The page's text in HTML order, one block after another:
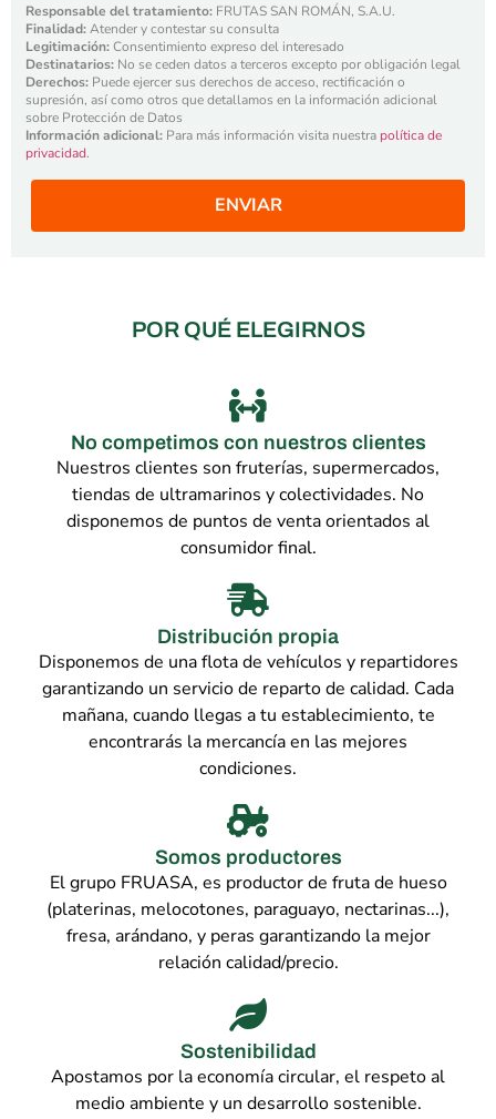
Responsable del tratamiento: FRUTAS SAN ROMÁN, S.A.U.
Finalidad:Atender y contestar su consulta
Legitimación:Consentimiento expreso del interesado
Destinatarios: No se ceden datos a terceros excepto por obligación legal
Derechos: Puede ejercer sus derechos de acceso, rectificación o
supresión, así como otros que detallamos en la información adicional
sobre Protección de Datos
Información adicional: Para más información visita nuestra política de
privacidad.
ENVIAR
POR QUÉ ELEGIRNOS
No competimos con nuestros clientes
Nuestros clientes son fruterías, supermercados,
tiendas de ultramarinos y colectividades. No
disponemos de puntos de venta orientados al
consumidor final.
Distribución propia
Disponemos de una flota de vehículos y repartidores
garantizando un servicio de reparto de calidad. Cada
mañana, cuando llegas a tu establecimiento, te
encontrarás la mercancía en las mejores
condiciones.
Somos productores
El grupo FRUASA, es productor de fruta de hueso
(platerinas, melocotones, paraguayo, nectarinas...),
fresa, arándano, y peras garantizando la mejor
relación calidad/precio.
Sostenibilidad
Apostamos por la economía circular, el respeto al
medio ambiente y un desarrollo sostenible.